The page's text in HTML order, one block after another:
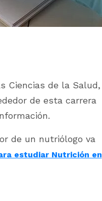
Ciencias de la Salud,
de esta carrera
de un nutriólogo va
estudiar Nutrición en